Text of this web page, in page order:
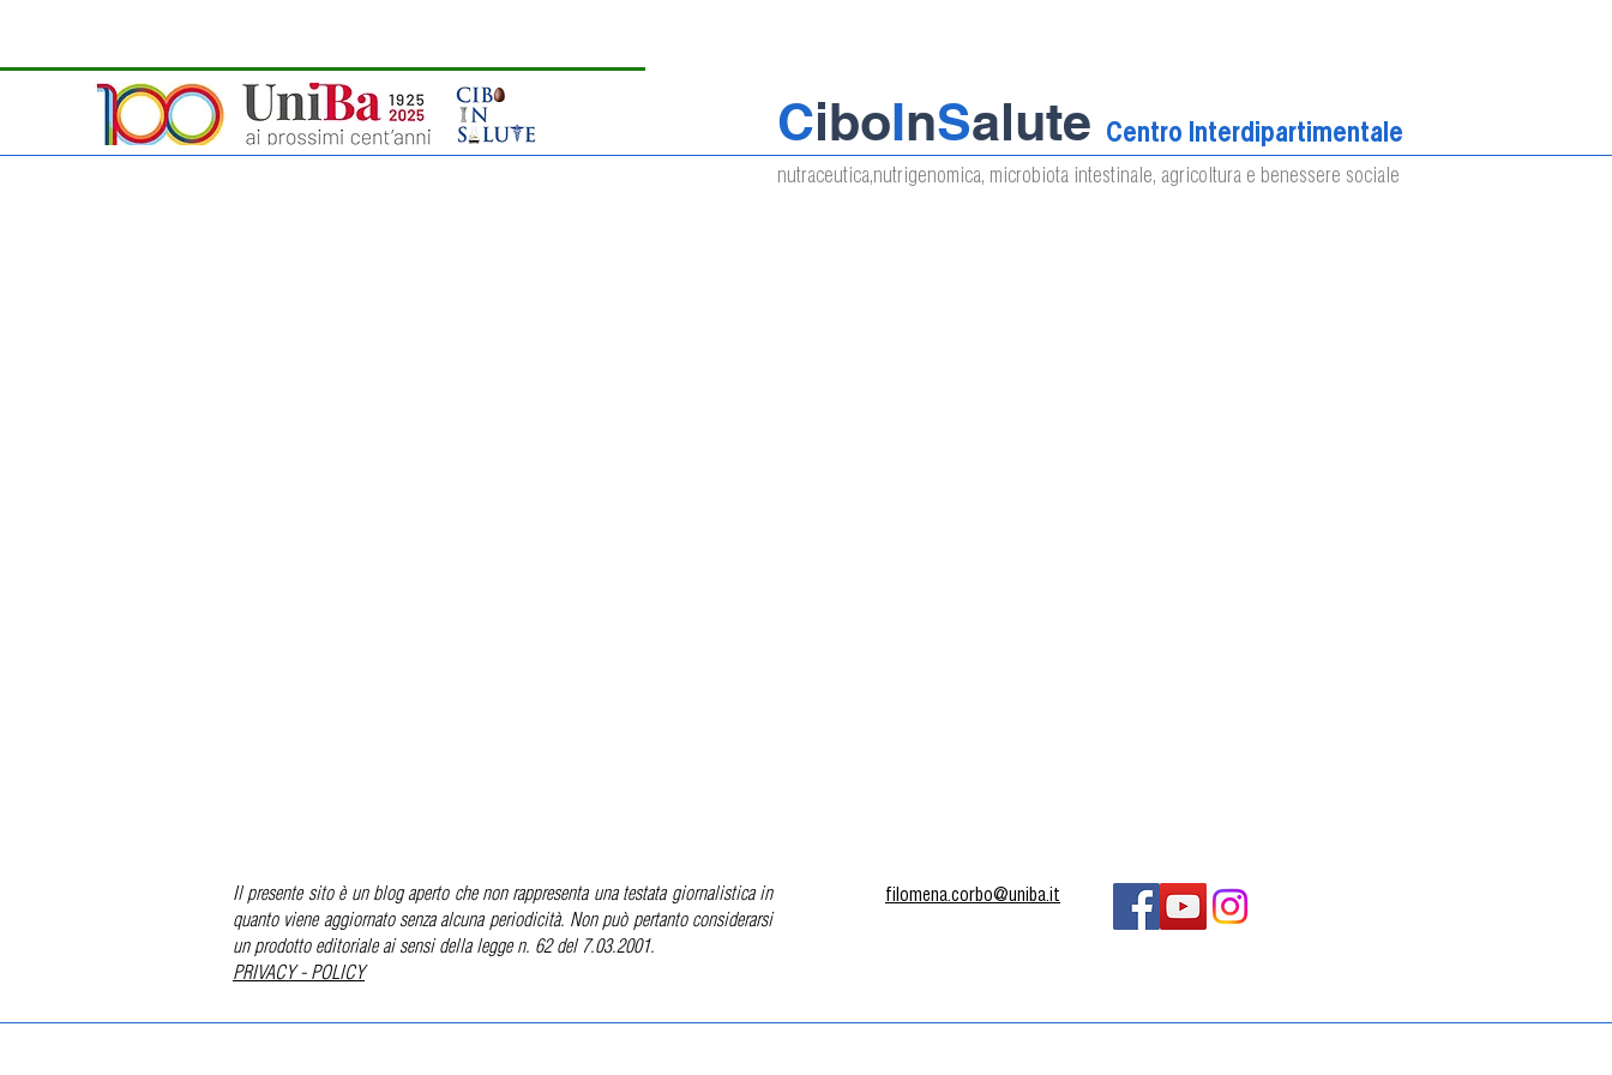
CiboInSalute Centro Interdipartimentale
nutraceutica,nutrigenomica, microbiota intestinale, agricoltura e benessere sociale
Il presente sito è un blog aperto che non rappresenta una testata giornalistica in
quanto viene aggiornato senza alcuna periodicità. Non può pertanto considerarsi
un prodotto editoriale ai sensi della legge n. 62 del 7.03.2001.
PRIVACY - POLICY
filomena.corbo@uniba.it